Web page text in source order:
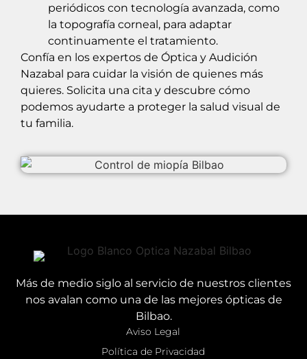
periódicos con tecnología avanzada, como
la topografía corneal, para adaptar
continuamente el tratamiento.
Confía en los expertos de Óptica y Audición
Nazabal para cuidar la visión de quienes más
quieres. Solicita una cita y descubre cómo
podemos ayudarte a proteger la salud visual de
tu familia.
Más de medio siglo al servicio de nuestros clientes
nos avalan como una de las mejores ópticas de
Bilbao.
Aviso Legal
Política de Privacidad